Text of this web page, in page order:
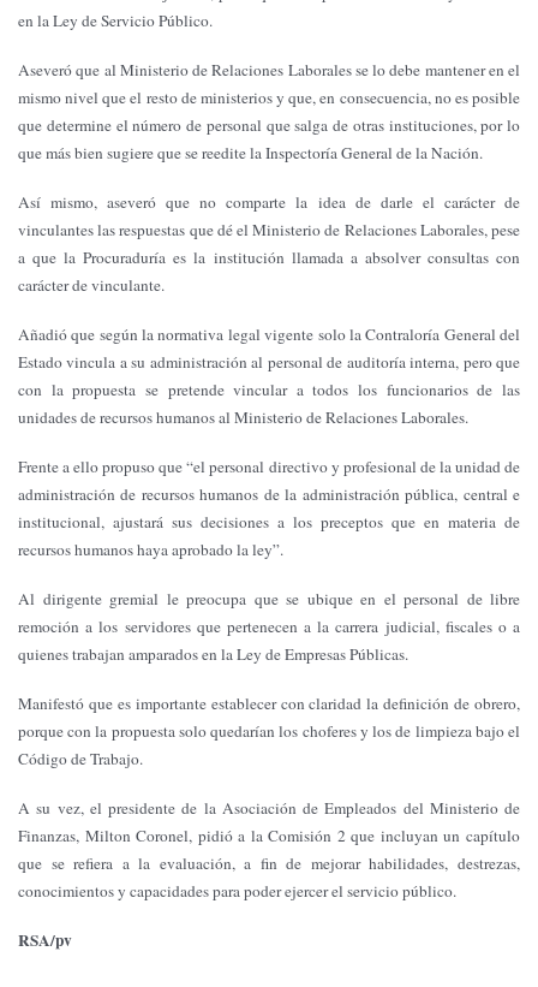
en la Ley de Servicio Público.
Aseveró que al Ministerio de Relaciones Laborales se lo debe mantener en el
mismo nivel que el resto de ministerios y que, en consecuencia, no es posible
que determine el número de personal que salga de otras instituciones, por lo
que más bien sugiere que se reedite la Inspectoría General de la Nación.
Así mismo, aseveró que no comparte la idea de darle el carácter de
vinculantes las respuestas que dé el Ministerio de Relaciones Laborales, pese
a que la Procuraduría es la institución llamada a absolver consultas con
carácter de vinculante.
Añadió que según la normativa legal vigente solo la Contraloría General del
Estado vincula a su administración al personal de auditoría interna, pero que
con la propuesta se pretende vincular a todos los funcionarios de las
unidades de recursos humanos al Ministerio de Relaciones Laborales.
Frente a ello propuso que “el personal directivo y profesional de la unidad de
administración de recursos humanos de la administración pública, central e
institucional, ajustará sus decisiones a los preceptos que en materia de
recursos humanos haya aprobado la ley”.
Al dirigente gremial le preocupa que se ubique en el personal de libre
remoción a los servidores que pertenecen a la carrera judicial, fiscales o a
quienes trabajan amparados en la Ley de Empresas Públicas.
Manifestó que es importante establecer con claridad la definición de obrero,
porque con la propuesta solo quedarían los choferes y los de limpieza bajo el
Código de Trabajo.
A su vez, el presidente de la Asociación de Empleados del Ministerio de
Finanzas, Milton Coronel, pidió a la Comisión 2 que incluyan un capítulo
que se refiera a la evaluación, a fin de mejorar habilidades, destrezas,
conocimientos y capacidades para poder ejercer el servicio público.
RSA/pv